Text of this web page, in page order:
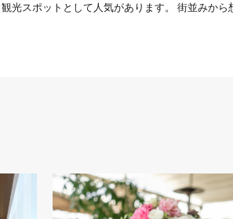
光スポットとして人気があります。 街並みから